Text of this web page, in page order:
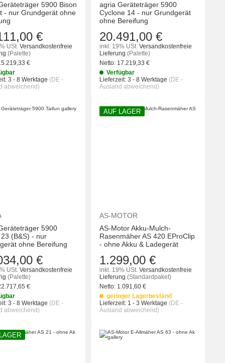
5900 Bison
- nur Grundgerät ohne
€
USt. Versandkostenfreie
(Palette)
€
3 - 8 Werktage (DE -
abweichend)
agria Geräteträger 5900
Cyclone 14 - nur Grundgerät
ohne Bereifung
20.491,00 €
inkl. 19% USt. Versandkostenfreie
Lieferung (Palette)
Netto: 17.219,33 €
Verfügbar
Lieferzeit: 3 - 8 Werktage (DE -
Ausland abweichend)
5900
(B&S) - nur
ohne Bereifung
€
USt. Versandkostenfreie
(Palette)
€
3 - 8 Werktage (DE -
abweichend)
AUF LAGER
AS-MOTOR
AS-Motor Akku-Mulch-
Rasenmäher AS 420 EProClip
- ohne Akku & Ladegerät
1.299,00 €
inkl. 19% USt. Versandkostenfreie
Lieferung (Standardpaket)
Netto: 1.091,60 €
geringer Lagerbestand
Lieferzeit: 1 - 3 Werktage (DE -
Ausland abweichend)